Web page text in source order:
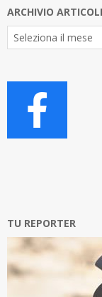
ARCHIVIO ARTICOLI
Archivio
Articoli
TU REPORTER